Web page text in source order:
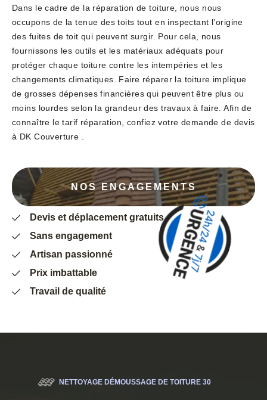
Dans le cadre de la réparation de toiture, nous nous
occupons de la tenue des toits tout en inspectant l’origine
des fuites de toit qui peuvent surgir. Pour cela, nous
fournissons les outils et les matériaux adéquats pour
protéger chaque toiture contre les intempéries et les
changements climatiques. Faire réparer la toiture implique
de grosses dépenses financières qui peuvent être plus ou
moins lourdes selon la grandeur des travaux à faire. Afin de
connaître le tarif réparation, confiez votre demande de devis
à DK Couverture .
NOS ENGAGEMENTS
Devis et déplacement gratuits
Sans engagement
Artisan passionné
Prix imbattable
Travail de qualité
NETTOYAGE DÉMOUSSAGE DE TOITURE 30